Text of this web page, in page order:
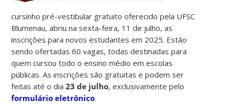
cursinho pré-vestibular gratuito oferecido pela UFSC
Blumenau, abriu na sexta-feira, 11 de julho, as
inscrições para novos estudantes em 2025. Estão
sendo ofertadas 60 vagas, todas destinadas para
quem cursou todo o ensino médio em escolas
públicas. As inscrições são gratuitas e podem ser
feitas até o dia23 de julho, exclusivamente pelo
formulário eletrônico.